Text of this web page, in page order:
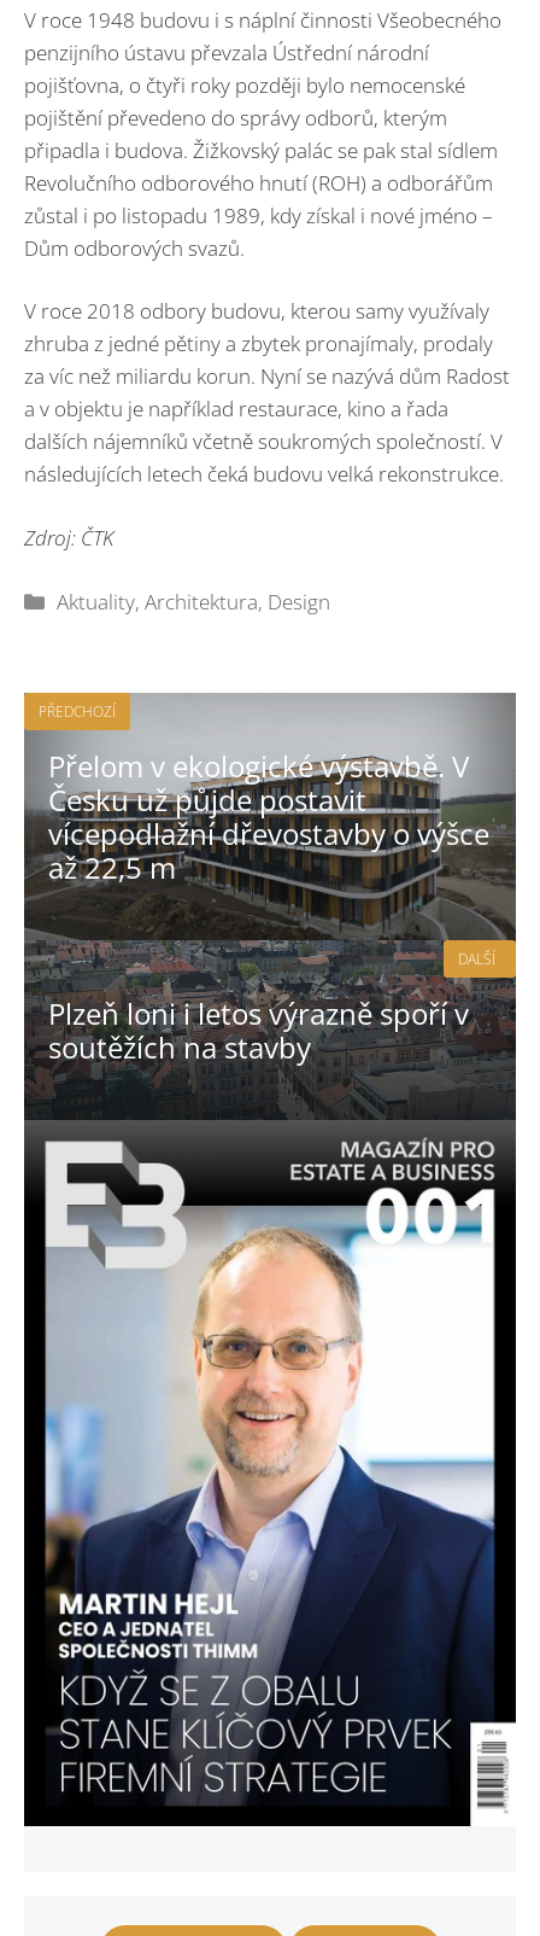
V roce 1948 budovu i s náplní činnosti Všeobecného
penzijního ústavu převzala Ústřední národní
pojišťovna, o čtyři roky později bylo nemocenské
pojištění převedeno do správy odborů, kterým
připadla i budova. Žižkovský palác se pak stal sídlem
Revolučního odborového hnutí (ROH) a odborářům
zůstal i po listopadu 1989, kdy získal i nové jméno –
Dům odborových svazů.
V roce 2018 odbory budovu, kterou samy využívaly
zhruba z jedné pětiny a zbytek pronajímaly, prodaly
za víc než miliardu korun. Nyní se nazývá dům Radost
a v objektu je například restaurace, kino a řada
dalších nájemníků včetně soukromých společností. V
následujících letech čeká budovu velká rekonstrukce.
Zdroj: ČTK
Rubriky
Aktuality,Architektura, Design
PŘEDCHOZÍ
Přelom v ekologické výstavbě. V
Česku už půjde postavit
vícepodlažní dřevostavby o výšce
až 22,5 m
Plzeň loni i letos výrazně spoří v
soutěžích na stavby
DALŠÍ